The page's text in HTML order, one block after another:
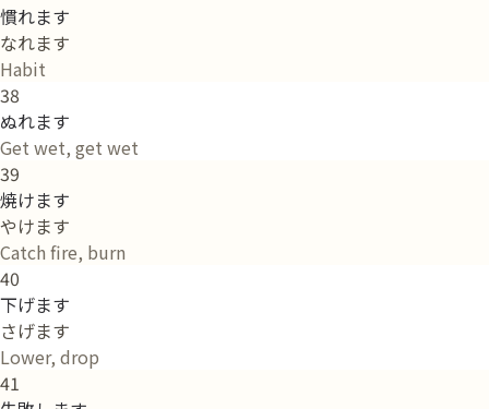
慣れます
なれます
Habit
38
ぬれます
Get wet, get wet
39
焼けます
やけます
Catch fire, burn
40
下げます
さげます
Lower, drop
41